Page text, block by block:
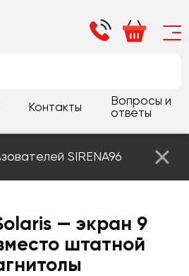
Контакты
Вопросы и
ответы
SIRENA96
— экран 9
штатной